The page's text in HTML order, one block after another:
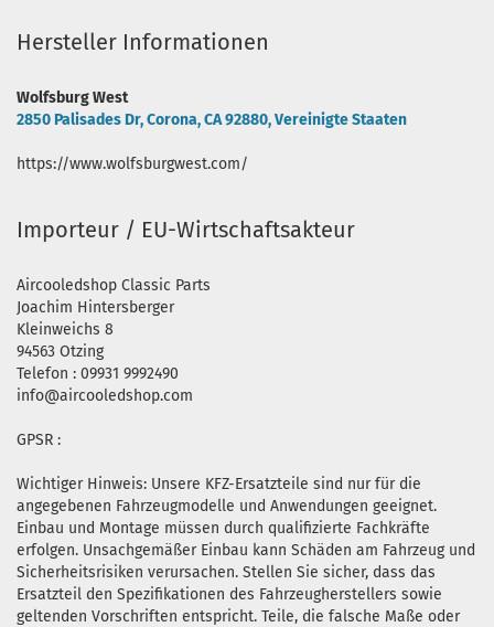
Hersteller Informationen
Wolfsburg West
2850 Palisades Dr, Corona, CA 92880, Vereinigte Staaten
https://www.wolfsburgwest.com/
Importeur / EU-Wirtschaftsakteur
Aircooledshop Classic Parts
Joachim Hintersberger
Kleinweichs 8
94563 Otzing
Telefon : 09931 9992490
info@aircooledshop.com
GPSR :
Wichtiger Hinweis: Unsere KFZ-Ersatzteile sind nur für die
angegebenen Fahrzeugmodelle und Anwendungen geeignet.
Einbau und Montage müssen durch qualifizierte Fachkräfte
erfolgen. Unsachgemäßer Einbau kann Schäden am Fahrzeug und
Sicherheitsrisiken verursachen. Stellen Sie sicher, dass das
Ersatzteil den Spezifikationen des Fahrzeugherstellers sowie
geltenden Vorschriften entspricht. Teile, die falsche Maße oder